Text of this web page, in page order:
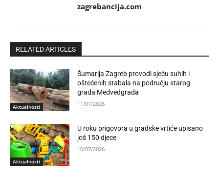
zagrebancija.com
RELATED ARTICLES
Aktualnosti
Šumarija Zagreb provodi sječu suhih i
oštećenih stabala na području starog
grada Medvedgrada
11/07/2026
Aktualnosti
U roku prigovora u gradske vrtiće upisano
još 150 djece
10/07/2026